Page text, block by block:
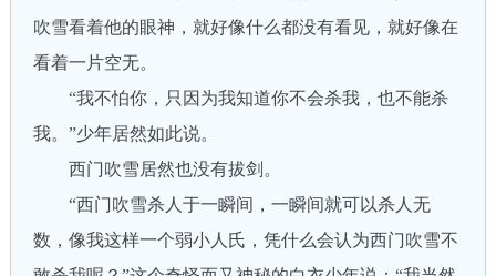
吹雪看着他的眼神，就好像什么都没有看见，就好像在
看着一片空无。
“我不怕你，只因为我知道你不会杀我，也不能杀
我。”少年居然如此说。
西门吹雪居然也没有拔剑。
“西门吹雪杀人于一瞬间，一瞬间就可以杀人无
数，像我这样一个弱小人氏，凭什么会认为西门吹雪不